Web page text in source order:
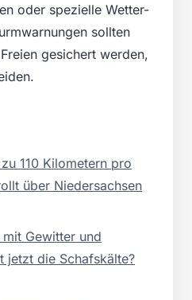
oder spezielle Wetter-
sollten
gesichert werden,
110 Kilometern pro
über Niedersachsen
Gewitter und
jetzt die Schafskälte?